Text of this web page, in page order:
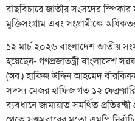
বাছবিচারে জাতীয় সংসদের
মুক্তিসংগ্রাম এবং সংগ্রামীকে
১২ মার্চ ২০২৬ বাংলাদেশ জাতীয়
হয়েছেন- গণপ্রজাতন্ত্রী বাংলাদেশ
(অব.) হাফিজ উদ্দিন আহমেদ
সদস্য মেজর হাফিজ গত ১২
ব্যবধানে জামায়াত সমর্থিত